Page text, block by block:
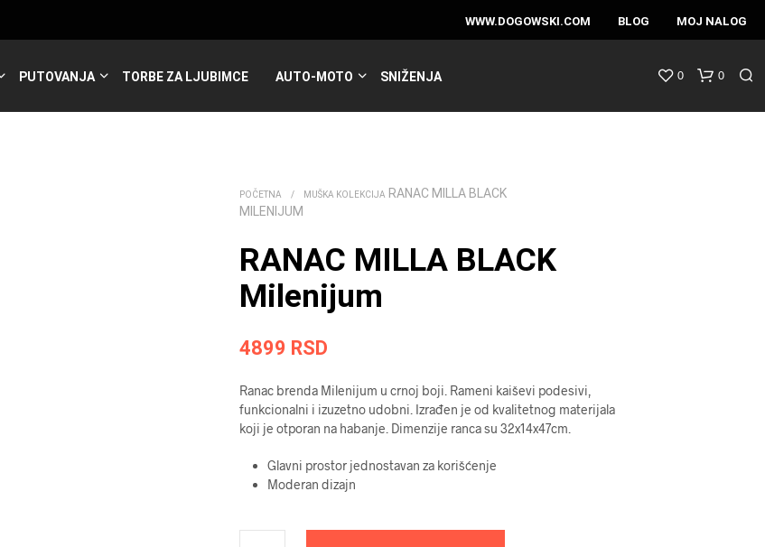
WWW.DOGOWSKI.COM BLOG MOJ NALOG
PUTOVANJA TORBE ZA LJUBIMCE AUTO-MOTO SNIŽENJA 0 0
POČETNA / MUŠKA KOLEKCIJA RANAC MILLA BLACK
MILENIJUM
RANAC MILLA BLACK
Milenijum
4899 RSD
Ranac brenda Milenijum u crnoj boji. Rameni kaiševi podesivi,
funkcionalni i izuzetno udobni. Izrađen je od kvalitetnog materijala
koji je otporan na habanje. Dimenzije ranca su 32x14x47cm.
Glavni prostor jednostavan za korišćenje
Moderan dizajn